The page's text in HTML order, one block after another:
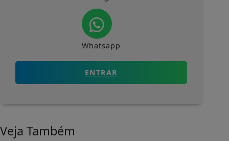
Whatsapp
ENTRAR
Veja Também